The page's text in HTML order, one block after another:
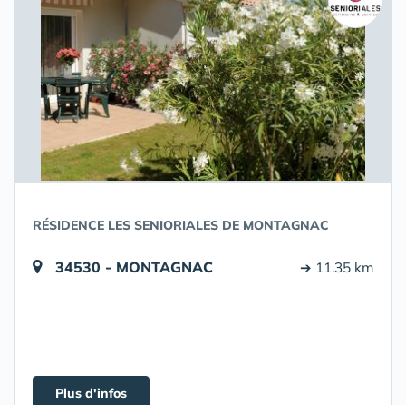
RÉSIDENCE LES SENIORIALES DE MONTAGNAC
34530 - MONTAGNAC ➔ 11.35 km
Plus d'infos